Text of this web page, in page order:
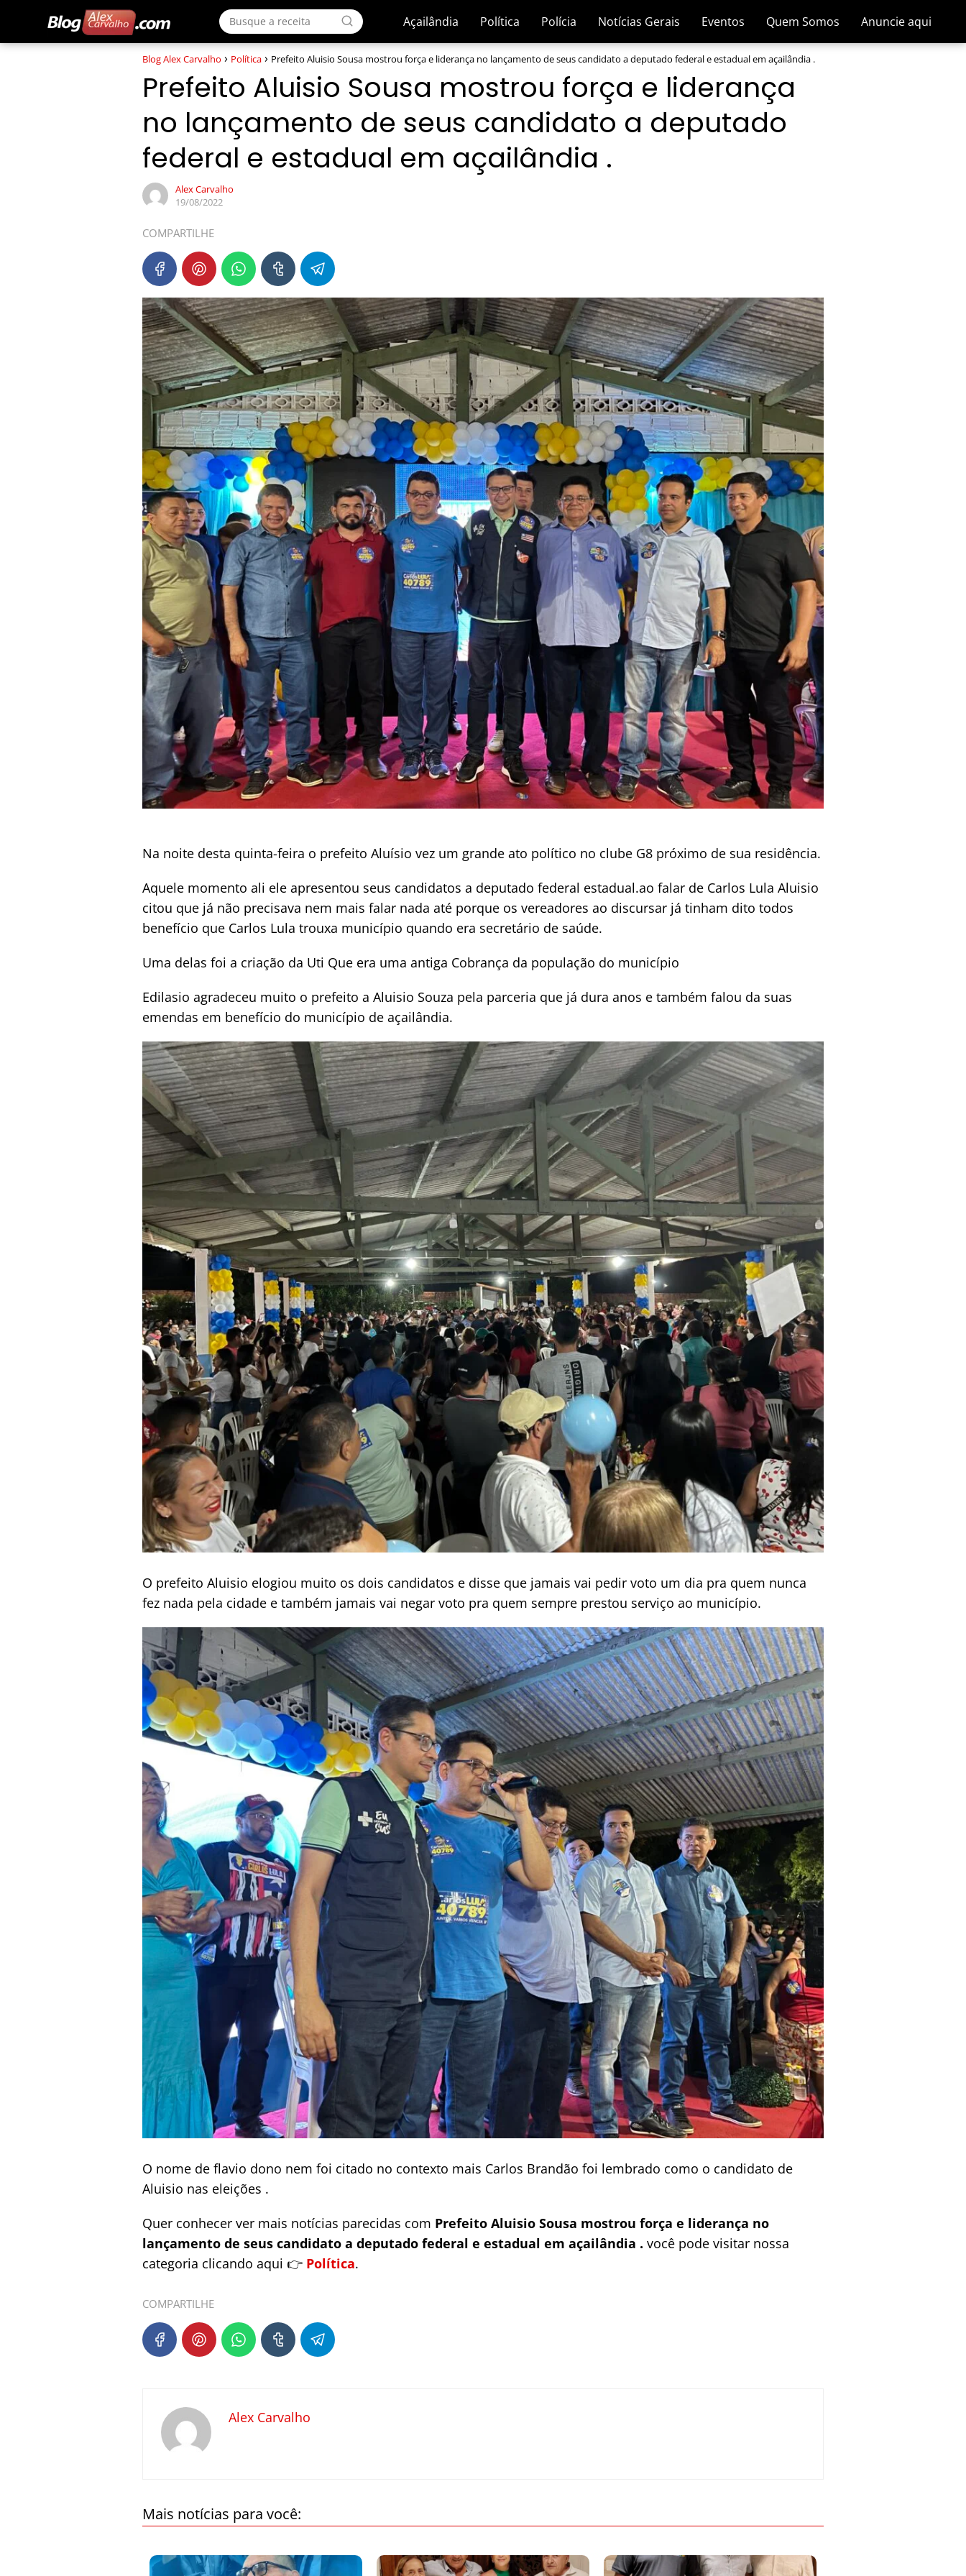
Açailândia Política Polícia Notícias Gerais Eventos Quem Somos Anuncie aqui
Blog Alex Carvalho Política Prefeito Aluisio Sousa mostrou força e liderança no lançamento de seus candidato a deputado federal e estadual em açailândia .
Prefeito Aluisio Sousa mostrou força e liderança
no lançamento de seus candidato a deputado
federal e estadual em açailândia .
Alex Carvalho
19/08/2022
COMPARTILHE
Na noite desta quinta-feira o prefeito Aluísio vez um grande ato político no clube G8 próximo de sua residência.
Aquele momento ali ele apresentou seus candidatos a deputado federal estadual.ao falar de Carlos Lula Aluisio
citou que já não precisava nem mais falar nada até porque os vereadores ao discursar já tinham dito todos
benefício que Carlos Lula trouxa município quando era secretário de saúde.
Uma delas foi a criação da Uti Que era uma antiga Cobrança da população do município
Edilasio agradeceu muito o prefeito a Aluisio Souza pela parceria que já dura anos e também falou da suas
emendas em benefício do município de açailândia.
O prefeito Aluisio elogiou muito os dois candidatos e disse que jamais vai pedir voto um dia pra quem nunca
fez nada pela cidade e também jamais vai negar voto pra quem sempre prestou serviço ao município.
O nome de flavio dono nem foi citado no contexto mais Carlos Brandão foi lembrado como o candidato de
Aluisio nas eleições .
Quer conhecer ver mais notícias parecidas com Prefeito Aluisio Sousa mostrou força e liderança no
lançamento de seus candidato a deputado federal e estadual em açailândia . você pode visitar nossa
categoria clicando aqui 👉 Política.
COMPARTILHE
Alex Carvalho
Mais notícias para você: